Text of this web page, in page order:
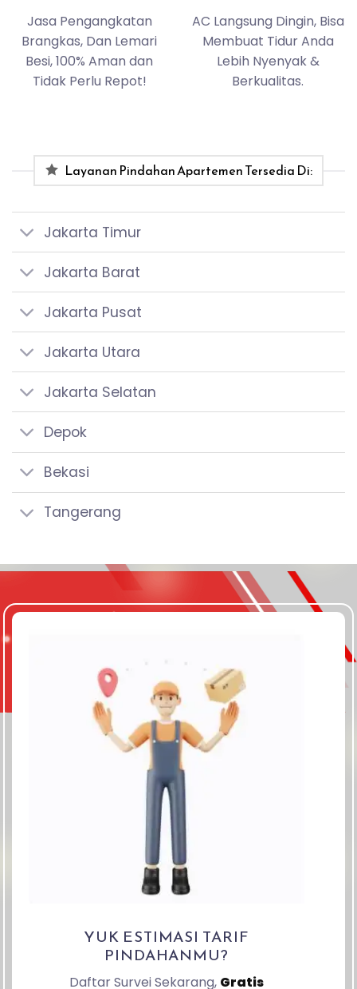
Jasa Pengangkatan
Brangkas, Dan Lemari
Besi, 100% Aman dan
Tidak Perlu Repot!
AC Langsung Dingin, Bisa
Membuat Tidur Anda
Lebih Nyenyak &
Berkualitas.
Layanan Pindahan Apartemen Tersedia Di:
Jakarta Timur
Jakarta Barat
Jakarta Pusat
Jakarta Utara
Jakarta Selatan
Depok
Bekasi
Tangerang
YUK ESTIMASI TARIF
PINDAHANMU?
Daftar Survei Sekarang, Gratis